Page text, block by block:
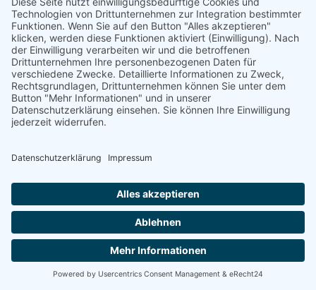
WERDEN IHRE PERSONENBEZOGENEN DATEN
VERARBEITET, UM DIREKTWERBUNG ZU BETREIBEN,
SO HABEN SIE DAS RECHT, JEDERZEIT WIDERSPRUCH
GEGEN DIE VERARBEITUNG SIE BETREFFENDER
PERSONENBEZOGENER DATEN ZUM ZWECKE
DERARTIGER WERBUNG EINZULEGEN; DIES GILT AUCH
FÜR DAS PROFILING, SOWEIT ES MIT SOLCHER
DIREKTWERBUNG IN VERBINDUNG STEHT. WENN SIE
WIDERSPRECHEN, WERDEN IHRE
PERSONENBEZOGENEN DATEN ANSCHLIESSEND NICHT
DSGVO).
Beschwerde­recht bei der zuständigen Aufsichts­behörde
Im Falle von Verstößen gegen die DSGVO steht den Betroffenen
ein Beschwerderecht bei einer Aufsichtsbehörde, insbesondere in
dem Mitgliedstaat ihres gewöhnlichen Aufenthalts, ihres
Arbeitsplatzes oder des Orts des mutmaßlichen Verstoßes zu. Das
Beschwerderecht besteht unbeschadet anderweitiger
verwaltungsrechtlicher oder gerichtlicher Rechtsbehelfe.